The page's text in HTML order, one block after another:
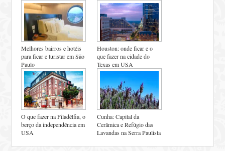
Melhores bairros e hotéis
para ficar e turistar em São
Paulo
Houston: onde ficar e o
que fazer na cidade do
Texas em USA
O que fazer na Filadélfia, o
berço da independência em
USA
Cunha: Capital da
Cerâmica e Refúgio das
Lavandas na Serra Paulista